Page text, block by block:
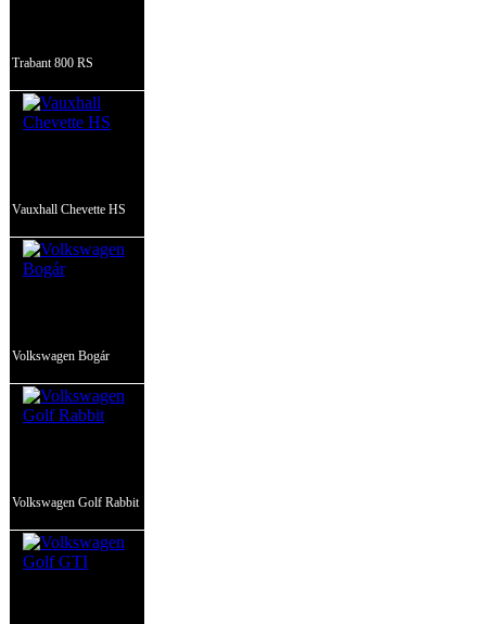
Trabant 800 RS
Vauxhall Chevette HS
Volkswagen Bogár
Volkswagen Golf Rabbit